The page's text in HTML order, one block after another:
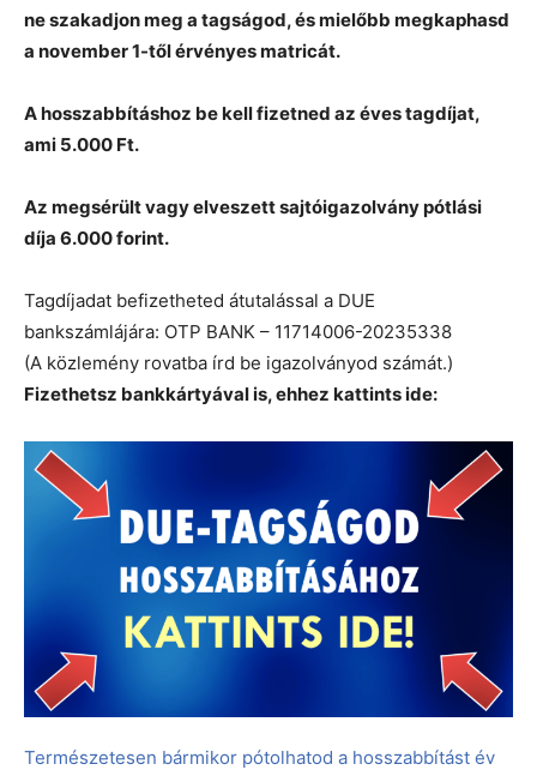
ne szakadjon meg a tagságod, és mielőbb megkaphasd
a november 1-től érvényes matricát.
A hosszabbításhoz be kell fizetned az éves tagdíjat,
ami 5.000 Ft.
Az megsérült vagy elveszett sajtóigazolvány pótlási
díja 6.000 forint.
Tagdíjadat befizetheted átutalással a DUE
bankszámlájára: OTP BANK – 11714006-20235338
(A közlemény rovatba írd be igazolványod számát.)
Fizethetsz bankkártyával is, ehhez kattints ide:
Természetesen bármikor pótolhatod a hosszabbítást év